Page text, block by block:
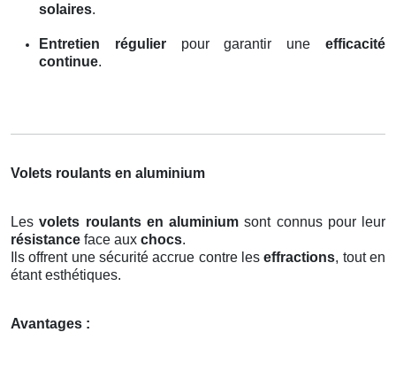
solaires.
Entretien régulierpour garantir uneefficacité
continue.
Volets roulants en aluminium
Lesvolets roulants en aluminium sont connus pour leur
résistance face aux chocs.
Ils offrent une sécurité accrue contre leseffractions, tout en
étant esthétiques.
Avantages :